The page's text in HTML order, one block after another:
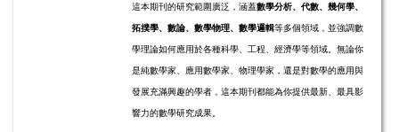
這本期刊的研究範圍廣泛，涵蓋數學分析、代數、幾何學、
拓撲學、數論、數學物理、數學邏輯等多個領域，並強調數
學理論如何應用於各種科學、工程、經濟學等領域。無論你
是純數學家、應用數學家、物理學家，還是對數學的應用與
發展充滿興趣的學者，這本期刊都能為你提供最新、最具影
響力的數學研究成果。